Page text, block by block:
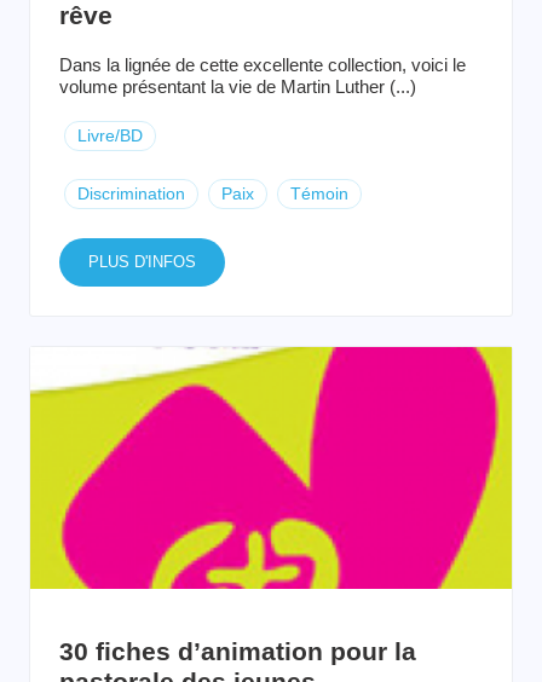
rêve
Dans la lignée de cette excellente collection, voici le
volume présentant la vie de Martin Luther (...)
Livre/BD
Discrimination Paix Témoin
PLUS D'INFOS
30 fiches d’animation pour la